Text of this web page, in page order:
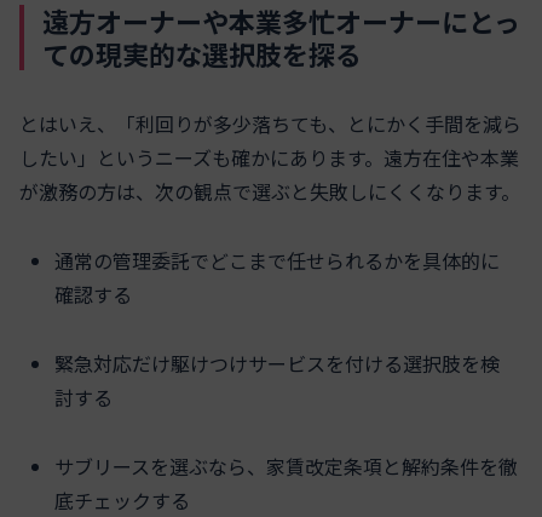
遠方オーナーや本業多忙オーナーにとっ
ての現実的な選択肢を探る
とはいえ、「利回りが多少落ちても、とにかく手間を減ら
したい」というニーズも確かにあります。遠方在住や本業
が激務の方は、次の観点で選ぶと失敗しにくくなります。
通常の管理委託でどこまで任せられるかを具体的に
確認する
緊急対応だけ駆けつけサービスを付ける選択肢を検
討する
サブリースを選ぶなら、家賃改定条項と解約条件を徹
底チェックする